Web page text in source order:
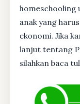
homeschooling
anak yang
ekonomi. Jika
lanjut tentang
silahkan baca